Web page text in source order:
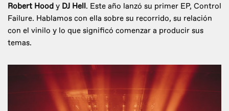
Robert Hood y DJ Hell. Este año lanzó su primer EP, Control
Failure. Hablamos con ella sobre su recorrido, su relación
con el vinilo y lo que significó comenzar a producir sus
temas.